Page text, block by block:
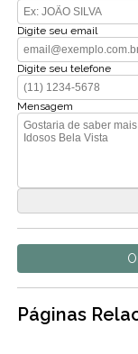
Digite seu email
Digite seu telefone
Mensagem
Páginas